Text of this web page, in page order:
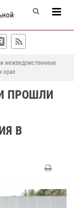
межведомственные
крае
ПРОШЛИ
В